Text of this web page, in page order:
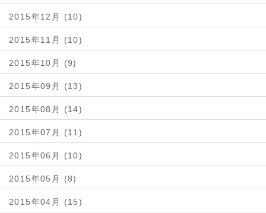
2015年12月 (10)
2015年11月 (10)
2015年10月 (9)
2015年09月 (13)
2015年08月 (14)
2015年07月 (11)
2015年06月 (10)
2015年05月 (8)
2015年04月 (15)